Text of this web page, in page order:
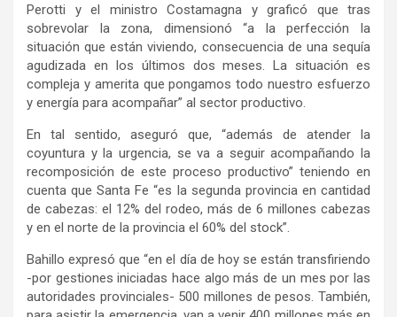
Perotti y el ministro Costamagna y graficó que tras
sobrevolar la zona, dimensionó “a la perfección la
situación que están viviendo, consecuencia de una sequía
agudizada en los últimos dos meses. La situación es
compleja y amerita que pongamos todo nuestro esfuerzo
y energía para acompañar” al sector productivo.
En tal sentido, aseguró que, “además de atender la
coyuntura y la urgencia, se va a seguir acompañando la
recomposición de este proceso productivo” teniendo en
cuenta que Santa Fe “es la segunda provincia en cantidad
de cabezas: el 12% del rodeo, más de 6 millones cabezas
y en el norte de la provincia el 60% del stock”.
Bahillo expresó que “en el día de hoy se están transfiriendo
-por gestiones iniciadas hace algo más de un mes por las
autoridades provinciales- 500 millones de pesos. También,